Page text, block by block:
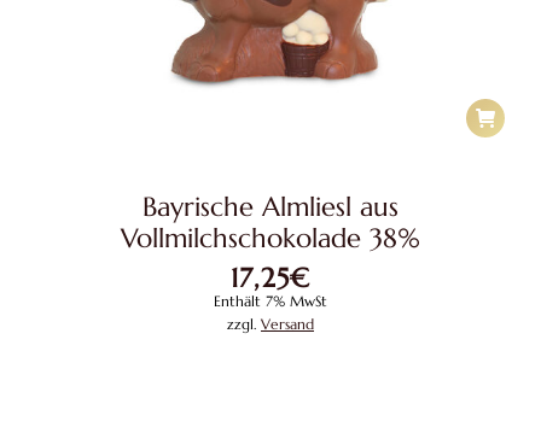
Bayrische Almliesl aus
Vollmilchschokolade 38%
17,25€
Enthält 7% MwSt
zzgl. Versand